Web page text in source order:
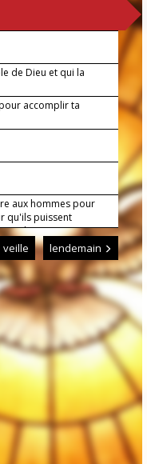
de Dieu et qui la
accomplir ta
aux hommes pour
qu'ils puissent
de mener nos
et un esprit fraternel
Seigneur. Amen.
veille lendemain